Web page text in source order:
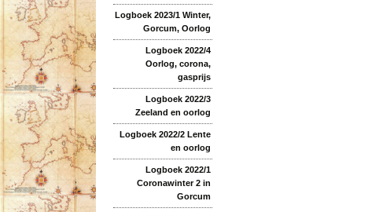
Logboek 2023/1 Winter,
Gorcum, Oorlog
Logboek 2022/4
Oorlog, corona,
gasprijs
Logboek 2022/3
Zeeland en oorlog
Logboek 2022/2 Lente
en oorlog
Logboek 2022/1
Coronawinter 2 in
Gorcum